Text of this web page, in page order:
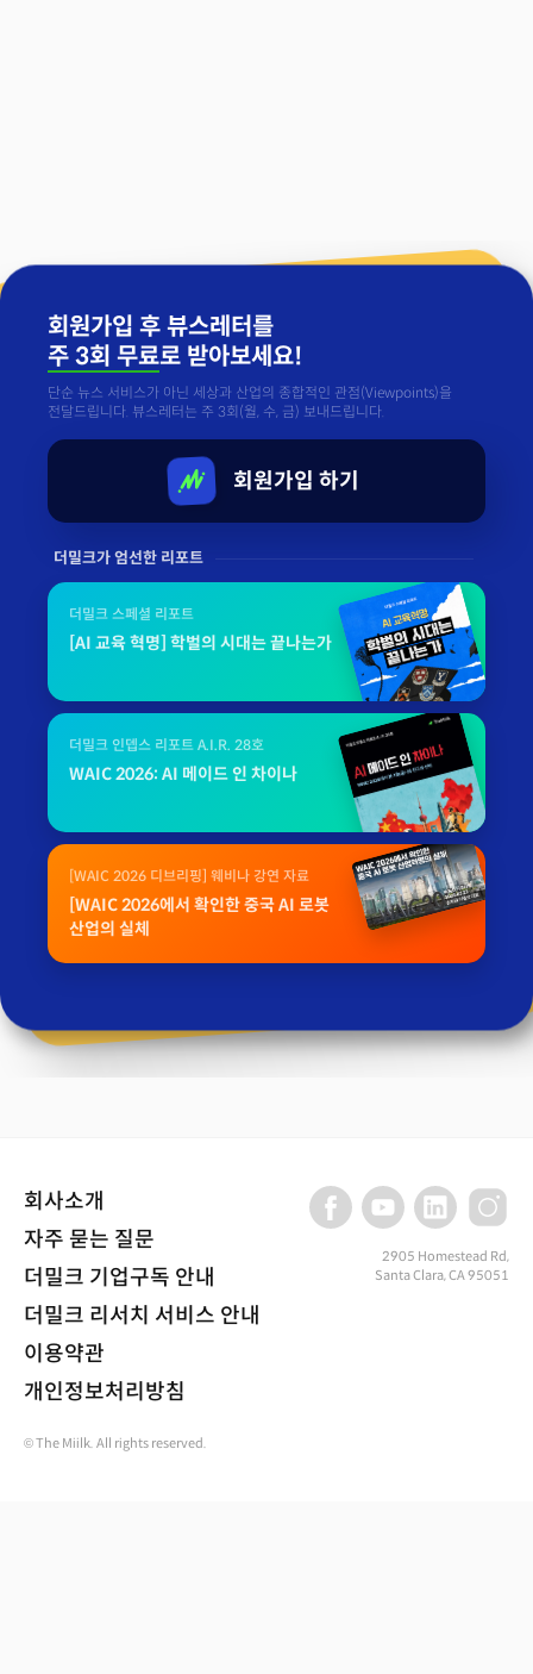
회원가입 후 뷰스레터를
주 3회 무료로 받아보세요!
단순 뉴스 서비스가 아닌 세상과 산업의 종합적인 관점(Viewpoints)을
전달드립니다. 뷰스레터는 주 3회(월, 수, 금) 보내드립니다.
회원가입 하기
더밀크가 엄선한 리포트
더밀크 스페셜 리포트
[AI 교육 혁명] 학벌의 시대는 끝나는가
더밀크 인뎁스 리포트 A.I.R. 28호
WAIC 2026: AI 메이드 인 차이나
[WAIC 2026 디브리핑] 웨비나 강연 자료
[WAIC 2026에서 확인한 중국 AI 로봇
산업의 실체
회사소개
자주 묻는 질문
더밀크 기업구독 안내
더밀크 리서치 서비스 안내
이용약관
개인정보처리방침
2905 Homestead Rd,
Santa Clara, CA 95051
© The Miilk. All rights reserved.